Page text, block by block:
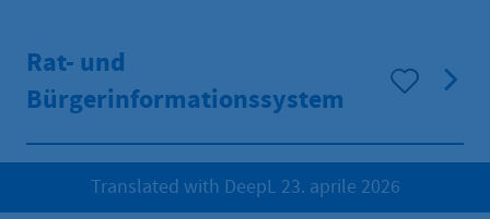
Rat- und
Bürgerinformationssystem
Translated with DeepL 23. aprile 2026